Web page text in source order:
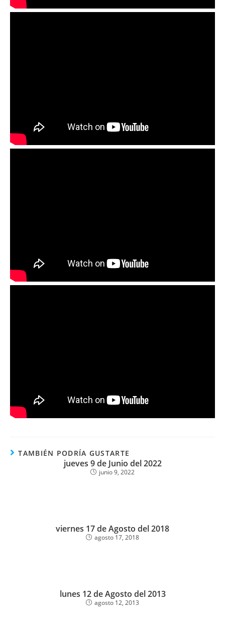
TAMBIÉN PODRÍA GUSTARTE
jueves 9 de Junio del 2022
junio 9, 2022
viernes 17 de Agosto del 2018
agosto 17, 2018
lunes 12 de Agosto del 2013
agosto 12, 2013